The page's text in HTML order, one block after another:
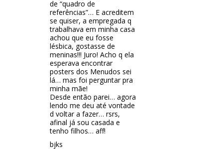
de “quadro de
referências”… E acreditem
se quiser, a empregada q
trabalhava em minha casa
achou que eu fosse
lésbica, gostasse de
meninas!!! Juro! Acho q ela
esperava encontrar
posters dos Menudos sei
lá… mas foi perguntar pra
minha mãe!
Desde então parei… agora
lendo me deu até vontade
d voltar a fazer… rsrs,
afinal já sou casada e
tenho filhos… aff!
bjks